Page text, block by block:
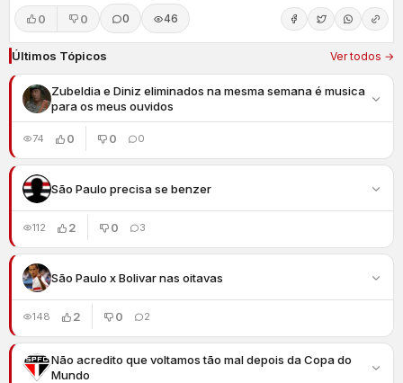
0 0 0 46
Últimos Tópicos Ver todos →
Zubeldia e Diniz eliminados na mesma semana é musica
para os meus ouvidos
74 0 0 0
São Paulo precisa se benzer
112 2 0 3
São Paulo x Bolivar nas oitavas
148 2 0 2
Não acredito que voltamos tão mal depois da Copa do
Mundo